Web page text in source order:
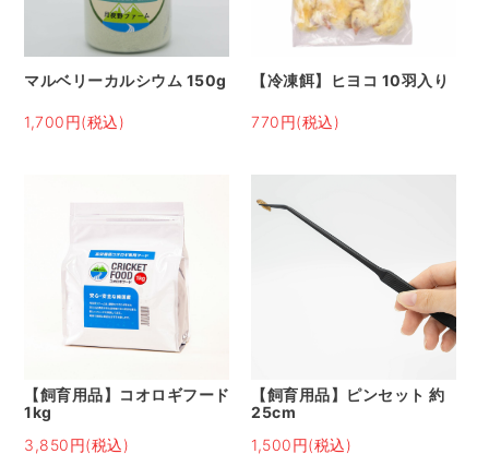
マルベリーカルシウム 150g
1,700円(税込)
【冷凍餌】ヒヨコ 10羽入り
770円(税込)
【飼育用品】コオロギフード
1kg
3,850円(税込)
【飼育用品】ピンセット 約
25cm
1,500円(税込)